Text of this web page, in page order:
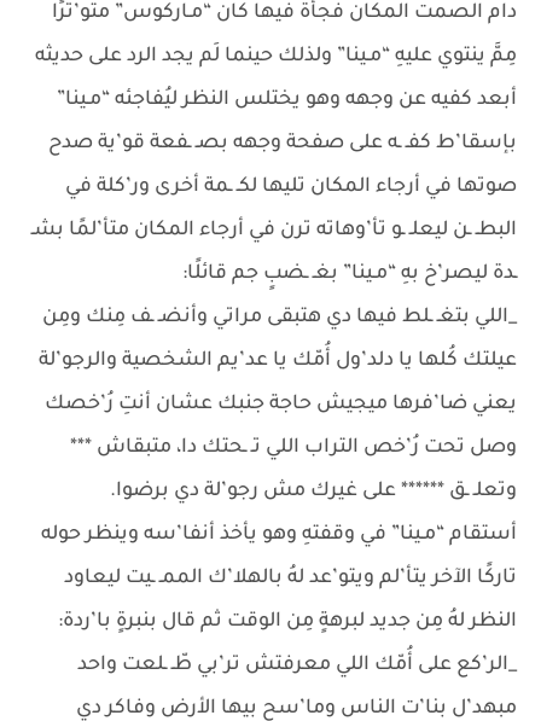
دام الصمت المكان فجأة فيها كان “مـاركوس” متو’ترًا
مِمَّ ينتوي عليهِ “مـينا” ولذلك حينما لَم يجد الرد على حديثه
أبعد كفيه عن وجهه وهو يختلس النظر ليُفاجئه “مـينا”
بإسقا’ط كفـ ـه على صفحة وجهه بصـ ـفعة قو’ية صدح
صوتها في أرجاء المكان تليها لكـ ـمة أخرى ور’كلة في
البطـ ـن ليعلـ ـو تأ’وهاته ترن في أرجاء المكان متأ’لمًا بشـ
ـدة ليصر’خ بهِ “مـينا” بغـ ـضبٍ جم قائلًا:
_اللي بتغـ ـلط فيها دي هتبقى مراتي وأنضـ ـف مِنك ومِن
عيلتك كُلها يا دلد’ول أُمّك يا عد’يم الشخصية والرجو’لة
يعني ضا’فرها ميجيش حاجة جنبك عشان أنتِ رُ’خصك
وصل تحت رُ’خص التراب اللي تـ ـحتك دا، متبقاش ***
وتعلـ ـق ****** على غيرك مش رجو’لة دي برضوا.
أستقام “مـينا” في وقفتهِ وهو يأخذ أنفا’سه وينظر حوله
تاركًا الآخر يتأ’لم ويتو’عد لهُ بالهلا’ك الممـ ـيت ليعاود
النظر لهُ مِن جديد لبرهةٍ مِن الوقت ثم قال بنبرةٍ با’ردة:
_الر’كع على أُمّك اللي معرفتش تر’بي طّـ ـلعت واحد
مبهد’ل بنا’ت الناس وما’سح بيها الأرض وفاكر دي